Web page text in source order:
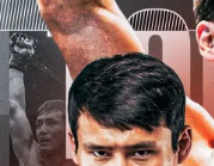
ВЕЛОСПОРТ
ЧМ-2026